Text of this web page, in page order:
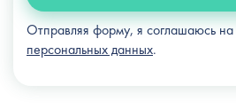
Отправляя форму, я соглашаюсь на
персональных данных.